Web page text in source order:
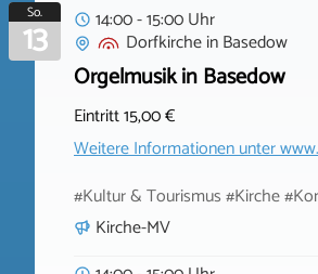
So.
13
14:00 - 15:00 Uhr
DorfkircheinBasedow
Orgelmusik in Basedow
Eintritt 15,00 €
Weitere Informationen unter
#Kultur & Tourismus #Kirche
Kirche-MV